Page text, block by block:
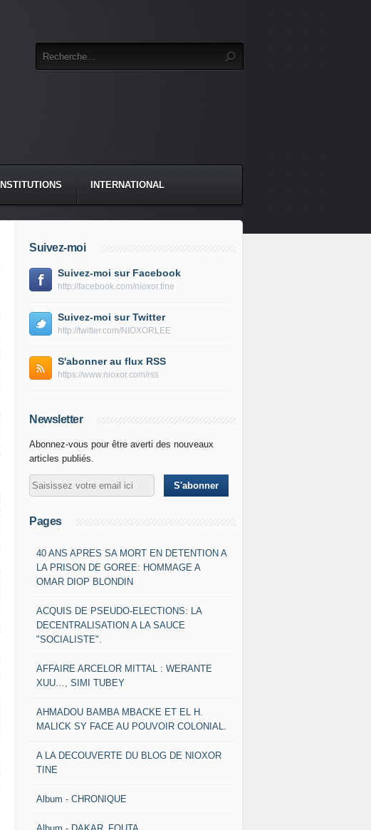
INSTITUTIONS INTERNATIONAL
Suivez-moi
Suivez-moi sur Facebook
http://facebook.com/nioxor.tine
Suivez-moi sur Twitter
http://twitter.com/NIOXORLEE
S'abonner au flux RSS
https://www.nioxor.com/rss
Newsletter
Abonnez-vous pour être averti des nouveaux
articles publiés.
Pages
40 ANS APRES SA MORT EN DETENTION A
LA PRISON DE GOREE: HOMMAGE A
OMAR DIOP BLONDIN
ACQUIS DE PSEUDO-ELECTIONS: LA
DECENTRALISATION A LA SAUCE
"SOCIALISTE".
AFFAIRE ARCELOR MITTAL : WERANTE
XUU…, SIMI TUBEY
AHMADOU BAMBA MBACKE ET EL H.
MALICK SY FACE AU POUVOIR COLONIAL.
A LA DECOUVERTE DU BLOG DE NIOXOR
TINE
Album - CHRONIQUE
Album - DAKAR_FOUTA